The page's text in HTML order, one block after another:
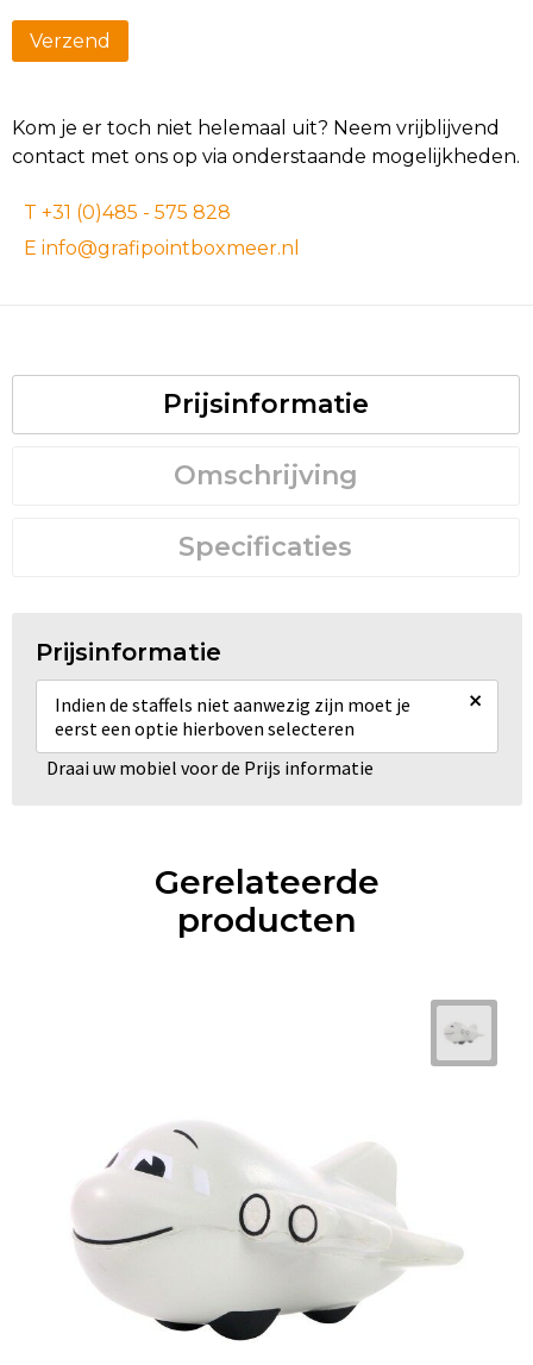
Kom je er toch niet helemaal uit? Neem vrijblijvend
contact met ons op via onderstaande mogelijkheden.
T +31 (0)485 - 575 828
E info@grafipointboxmeer.nl
Prijsinformatie
Omschrijving
Specificaties
Prijsinformatie
Indien de staffels niet aanwezig zijn moet je
eerst een optie hierboven selecteren
×
Draai uw mobiel voor de Prijs informatie
Gerelateerde
producten